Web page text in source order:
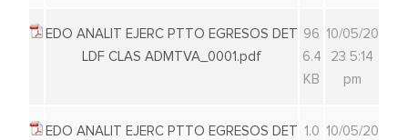
EDO ANALIT EJERC PTTO EGRESOS DET
LDF CLAS ADMTVA_0001.pdf
96
6.4
KB
10/05/20
23 5:14
pm
EDO ANALIT EJERC PTTO EGRESOS DET
1.0 10/05/20